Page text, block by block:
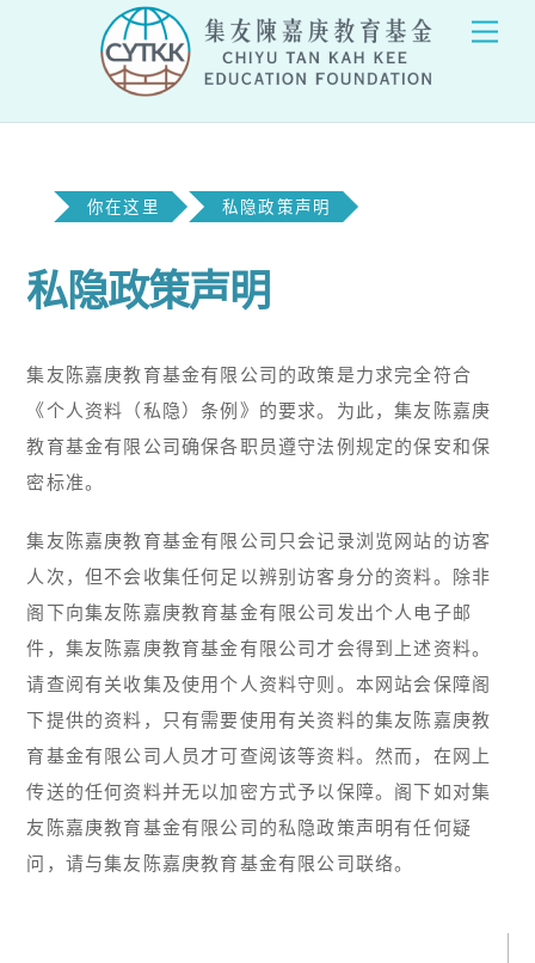
你在这里 私隐政策声明
私隐政策声明
集友陈嘉庚教育基金有限公司的政策是力求完全符合
《个人资料（私隐）条例》的要求。为此，集友陈嘉庚
教育基金有限公司确保各职员遵守法例规定的保安和保
密标准。
集友陈嘉庚教育基金有限公司只会记录浏览网站的访客
人次，但不会收集任何足以辨别访客身分的资料。除非
阁下向集友陈嘉庚教育基金有限公司发出个人电子邮
件，集友陈嘉庚教育基金有限公司才会得到上述资料。
请查阅有关收集及使用个人资料守则。本网站会保障阁
下提供的资料，只有需要使用有关资料的集友陈嘉庚教
育基金有限公司人员才可查阅该等资料。然而，在网上
传送的任何资料并无以加密方式予以保障。阁下如对集
友陈嘉庚教育基金有限公司的私隐政策声明有任何疑
问，请与集友陈嘉庚教育基金有限公司联络。